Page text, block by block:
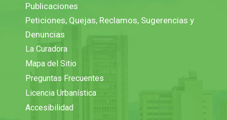
Publicaciones
Peticiones, Quejas, Reclamos, Sugerencias y
Denuncias
La Curadora
Mapa del Sitio
Preguntas Frecuentes
Licencia Urbanística
Accesibilidad